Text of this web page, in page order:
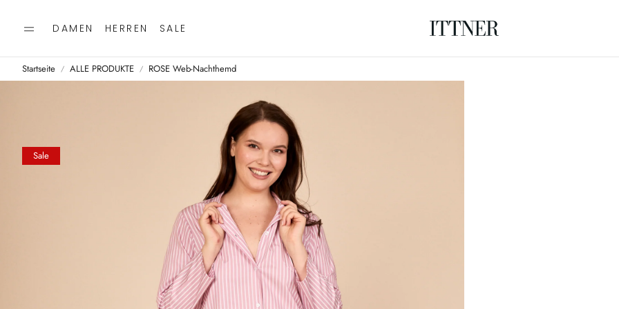
DAMEN HERREN SALE
Startseite ALLE PRODUKTE ROSE Web-Nachthemd
Sale